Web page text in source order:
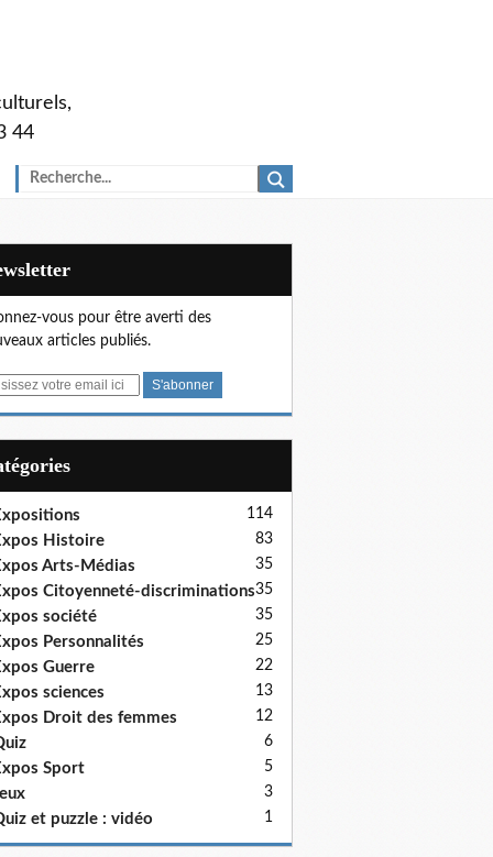
44
vous pour être averti des
articles publiés.
114
Histoire 83
Arts-Médias 35
Citoyenneté-discriminations35
société 35
Personnalités 25
Guerre 22
sciences 13
Droit des femmes 12
6
Sport 5
3
et puzzle : vidéo 1